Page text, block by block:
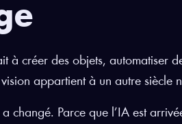
à créer des objets, automatiser
appartient à un autre siècle
changé. Parce que l’IA est